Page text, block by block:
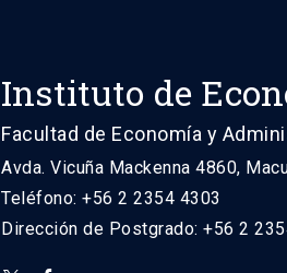
Instituto de
Facultad de Economía y
Avda. Vicuña Mackenna 4860,
Teléfono: +56 2 2354 4303
Dirección de Postgrado: +56 2